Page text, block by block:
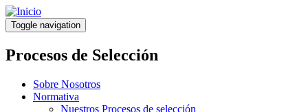
Pasar
al
contenido
principal
Toggle navigation
Procesos de Selección
Sobre Nosotros
Normativa
Nuestros Procesos de selección